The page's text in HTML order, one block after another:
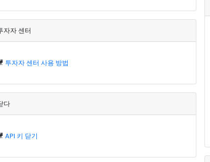
자자 센터
투자자 센터 사용 방법
다
API 키 닫기